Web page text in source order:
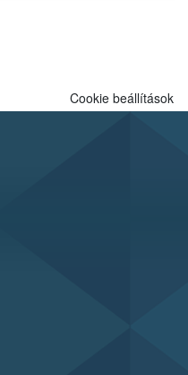
összegyűjtötte a
Cookie beállítások